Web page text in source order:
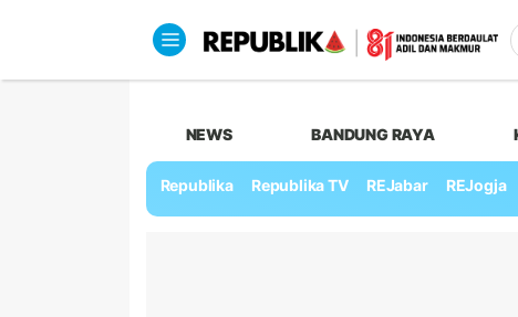
NEWS BANDUNG RAYA
Republika Republika TV REJabar REJogja